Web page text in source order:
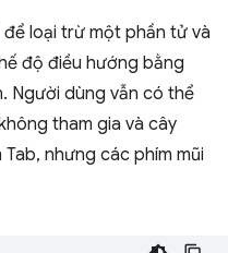
để loại trừ một phần tử và
độ điều hướng bằng
Người dùng vẫn có thể
tham gia và cây
nhưng các phím mũi